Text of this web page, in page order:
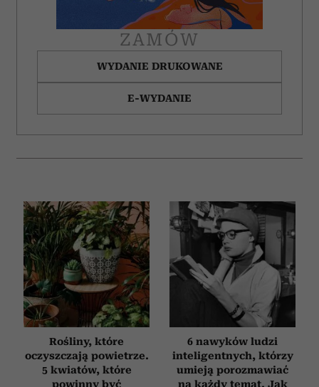
ZAMÓW
WYDANIE DRUKOWANE
E-WYDANIE
Rośliny, które
oczyszczają powietrze.
5 kwiatów, które
powinny być
6 nawyków ludzi
inteligentnych, którzy
umieją porozmawiać
na każdy temat. Jak